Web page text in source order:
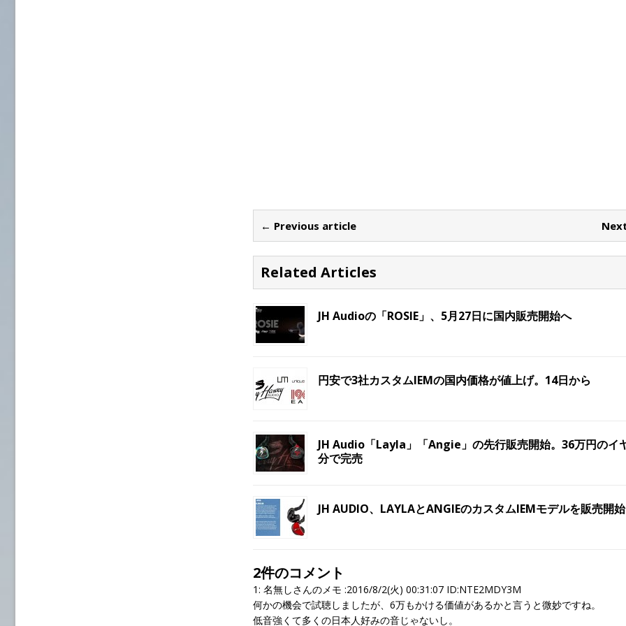
← Previous article
Related Articles
JH Audioの「ROSIE」、5月27日に国内販売開始へ
円安で3社カスタムIEMの国内価格が値上げ。14日から
JH Audio「Layla」「Angie」の先行販売開始。36万円のイ
分で完売
JH AUDIO、LAYLAとANGIEのカスタムIEMモデルを販売開始
2件のコメント
1: 名無しさんのメモ :2016/8/2(火) 00:31:07 ID:NTE2MDY3M
何かの機会で試聴しましたが、6万もかける価値があるかと言うと微妙ですね。
低音強くて多くの日本人好みの音じゃないし。